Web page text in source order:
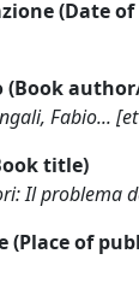
(Date
Fabio...
title)
Il problema
(Place of